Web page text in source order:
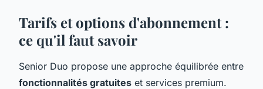
Tarifs et options d'abonnement :
ce qu'il faut savoir
Senior Duo propose une approche équilibrée entre
fonctionnalités gratuites et services premium.